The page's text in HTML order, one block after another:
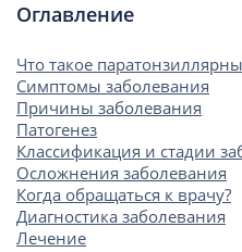
Оглавление
Что такое
Симптомы заболевания
Причины заболевания
Патогенез
Классификация и стадии
Осложнения заболевания
Когда обращаться к врачу?
Диагностика заболевания
Лечение